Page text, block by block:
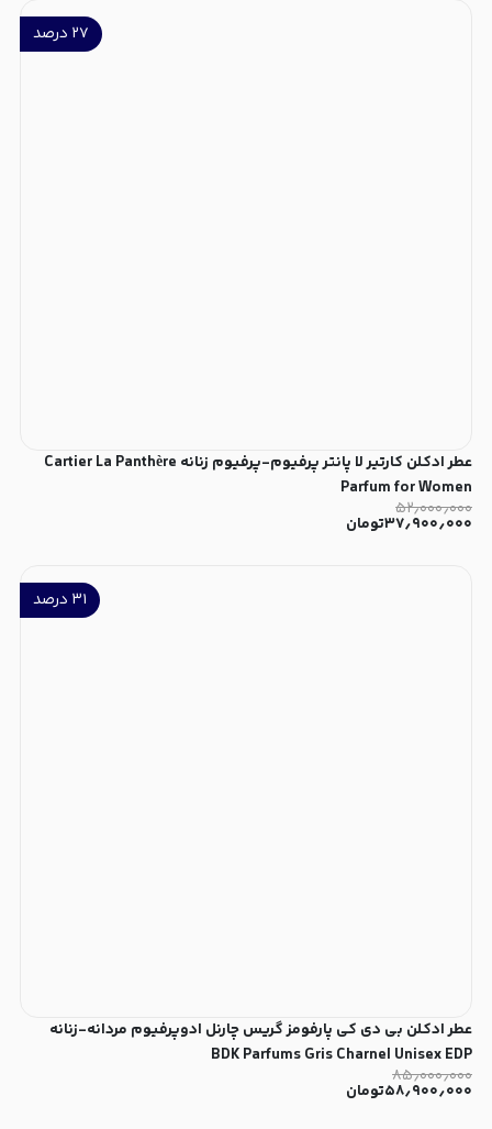
۲۷ درصد
عطر ادکلن کارتیر لا پانتر پرفیوم-پرفیوم زنانه Cartier La Panthère
Parfum for Women
۵۲٫۰۰۰٫۰۰۰
۳۷٫۹۰۰٫۰۰۰تومان
۳۱ درصد
عطر ادکلن بی دی کی پارفومز گریس چارنل ادوپرفیوم مردانه-زنانه
BDK Parfums Gris Charnel Unisex EDP
۸۵٫۰۰۰٫۰۰۰
۵۸٫۹۰۰٫۰۰۰تومان